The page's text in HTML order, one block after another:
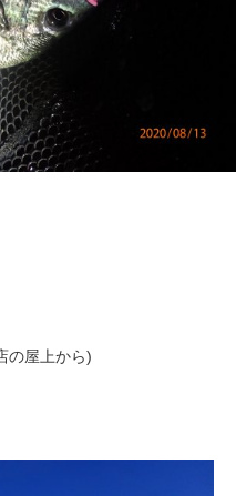
の屋上から)